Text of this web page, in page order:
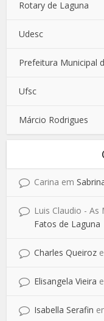
Rotary de Laguna
Udesc
Prefeitura Municipal
Ufsc
Márcio Rodrigues
Carina em
Luis Claudio -
Fatos de Laguna
Charles Queiroz
Elisangela Vieira
Isabella Serafin